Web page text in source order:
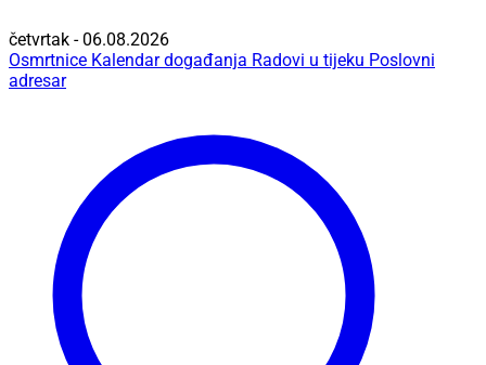
četvrtak - 06.08.2026
Osmrtnice Kalendar događanja Radovi u tijeku Poslovni
adresar